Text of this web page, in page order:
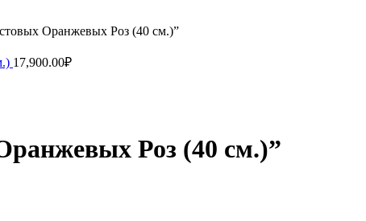
Оранжевых Роз (40 см.)”
17,900.00₽
Роз (40 см.)”